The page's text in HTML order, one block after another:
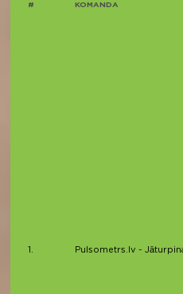
# KOMANDA
1. Pulsometrs.lv -